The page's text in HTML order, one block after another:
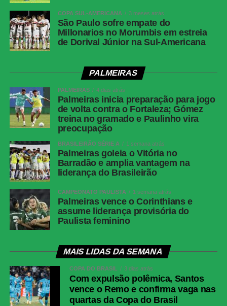
COPA SUL-AMERICANA 3 meses atrás
São Paulo sofre empate do
Millonarios no Morumbis em estreia
de Dorival Júnior na Sul-Americana
PALMEIRAS
PALMEIRAS 4 dias atrás
Palmeiras inicia preparação para jogo
de volta contra o Fortaleza; Gómez
treina no gramado e Paulinho vira
preocupação
BRASILEIRÃO SÉRIE A 1 semana atrás
Palmeiras goleia o Vitória no
Barradão e amplia vantagem na
liderança do Brasileirão
CAMPEONATO PAULISTA 1 semana atrás
Palmeiras vence o Corinthians e
assume liderança provisória do
Paulista feminino
MAIS LIDAS DA SEMANA
COPA DO BRASIL 3 dias atrás
Com expulsão polêmica, Santos
vence o Remo e confirma vaga nas
quartas da Copa do Brasil